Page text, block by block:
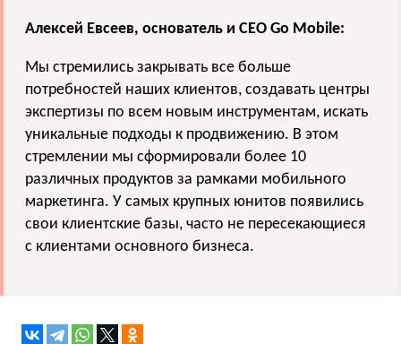
Алексей Евсеев, основатель и CEO Go Mobile:
Мы стремились закрывать все больше
потребностей наших клиентов, создавать центры
экспертизы по всем новым инструментам, искать
уникальные подходы к продвижению. В этом
стремлении мы сформировали более 10
различных продуктов за рамками мобильного
маркетинга. У самых крупных юнитов появились
свои клиентские базы, часто не пересекающиеся
с клиентами основного бизнеса.